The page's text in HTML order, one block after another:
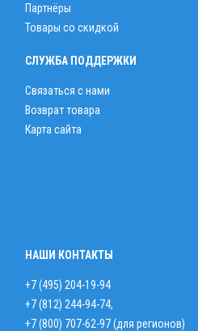
Партнёры
Товары со скидкой
СЛУЖБА ПОДДЕРЖКИ
Связаться с нами
Возврат товара
Карта сайта
НАШИ КОНТАКТЫ
+7 (495) 204-19-94
+7 (812) 244-94-74,
+7 (800) 707-62-97 (для регионов)